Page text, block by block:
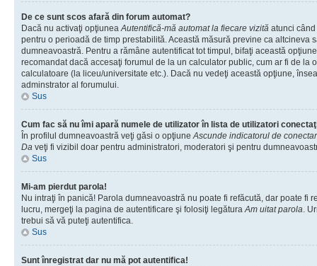
De ce sunt scos afară din forum automat?
Dacă nu activaţi opţiuneaAutentifică-mă automat la fiecare vizită atunci
pentru o perioadă de timp prestabilită. Această măsură previne ca altcineva
dumneavoastră. Pentru a rămâne autentificat tot timpul, bifaţi această
recomandat dacă accesaţi forumul de la un calculator public, cum ar fi de la
calculatoare (la liceu/universitate etc.). Dacă nu vedeţi această opţiune,
adminstrator al forumului.
Sus
Cum fac să nu îmi apară numele de utilizator în lista de utilizatori
În profilul dumneavoastră veţi găsi o opţiuneAscunde indicatorul de
Da veţi fi vizibil doar pentru administratori, moderatori şi pentru
Sus
Mi-am pierdut parola!
Nu intraţi în panică! Parola dumneavoastră nu poate fi refăcută, dar poate fi
lucru, mergeţi la pagina de autentificare şi folosiţi legăturaAm uitat parola.
trebui să vă puteţi autentifica.
Sus
Sunt înregistrat dar nu mă pot autentifica!